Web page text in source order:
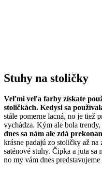
Stuhy na stoličky
Veľmi veľa farby získate
stoličkách. Kedysi sa
stále pomerne lacná, no je tiež
vychádza. Kým ale bola trendy,
dnes sa nám ale zdá
krásne padajú zo stoličky až na
saténové stuhy. Čipka a juta sa
no my vám dnes